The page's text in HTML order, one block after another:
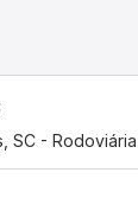
SC - Rodoviária